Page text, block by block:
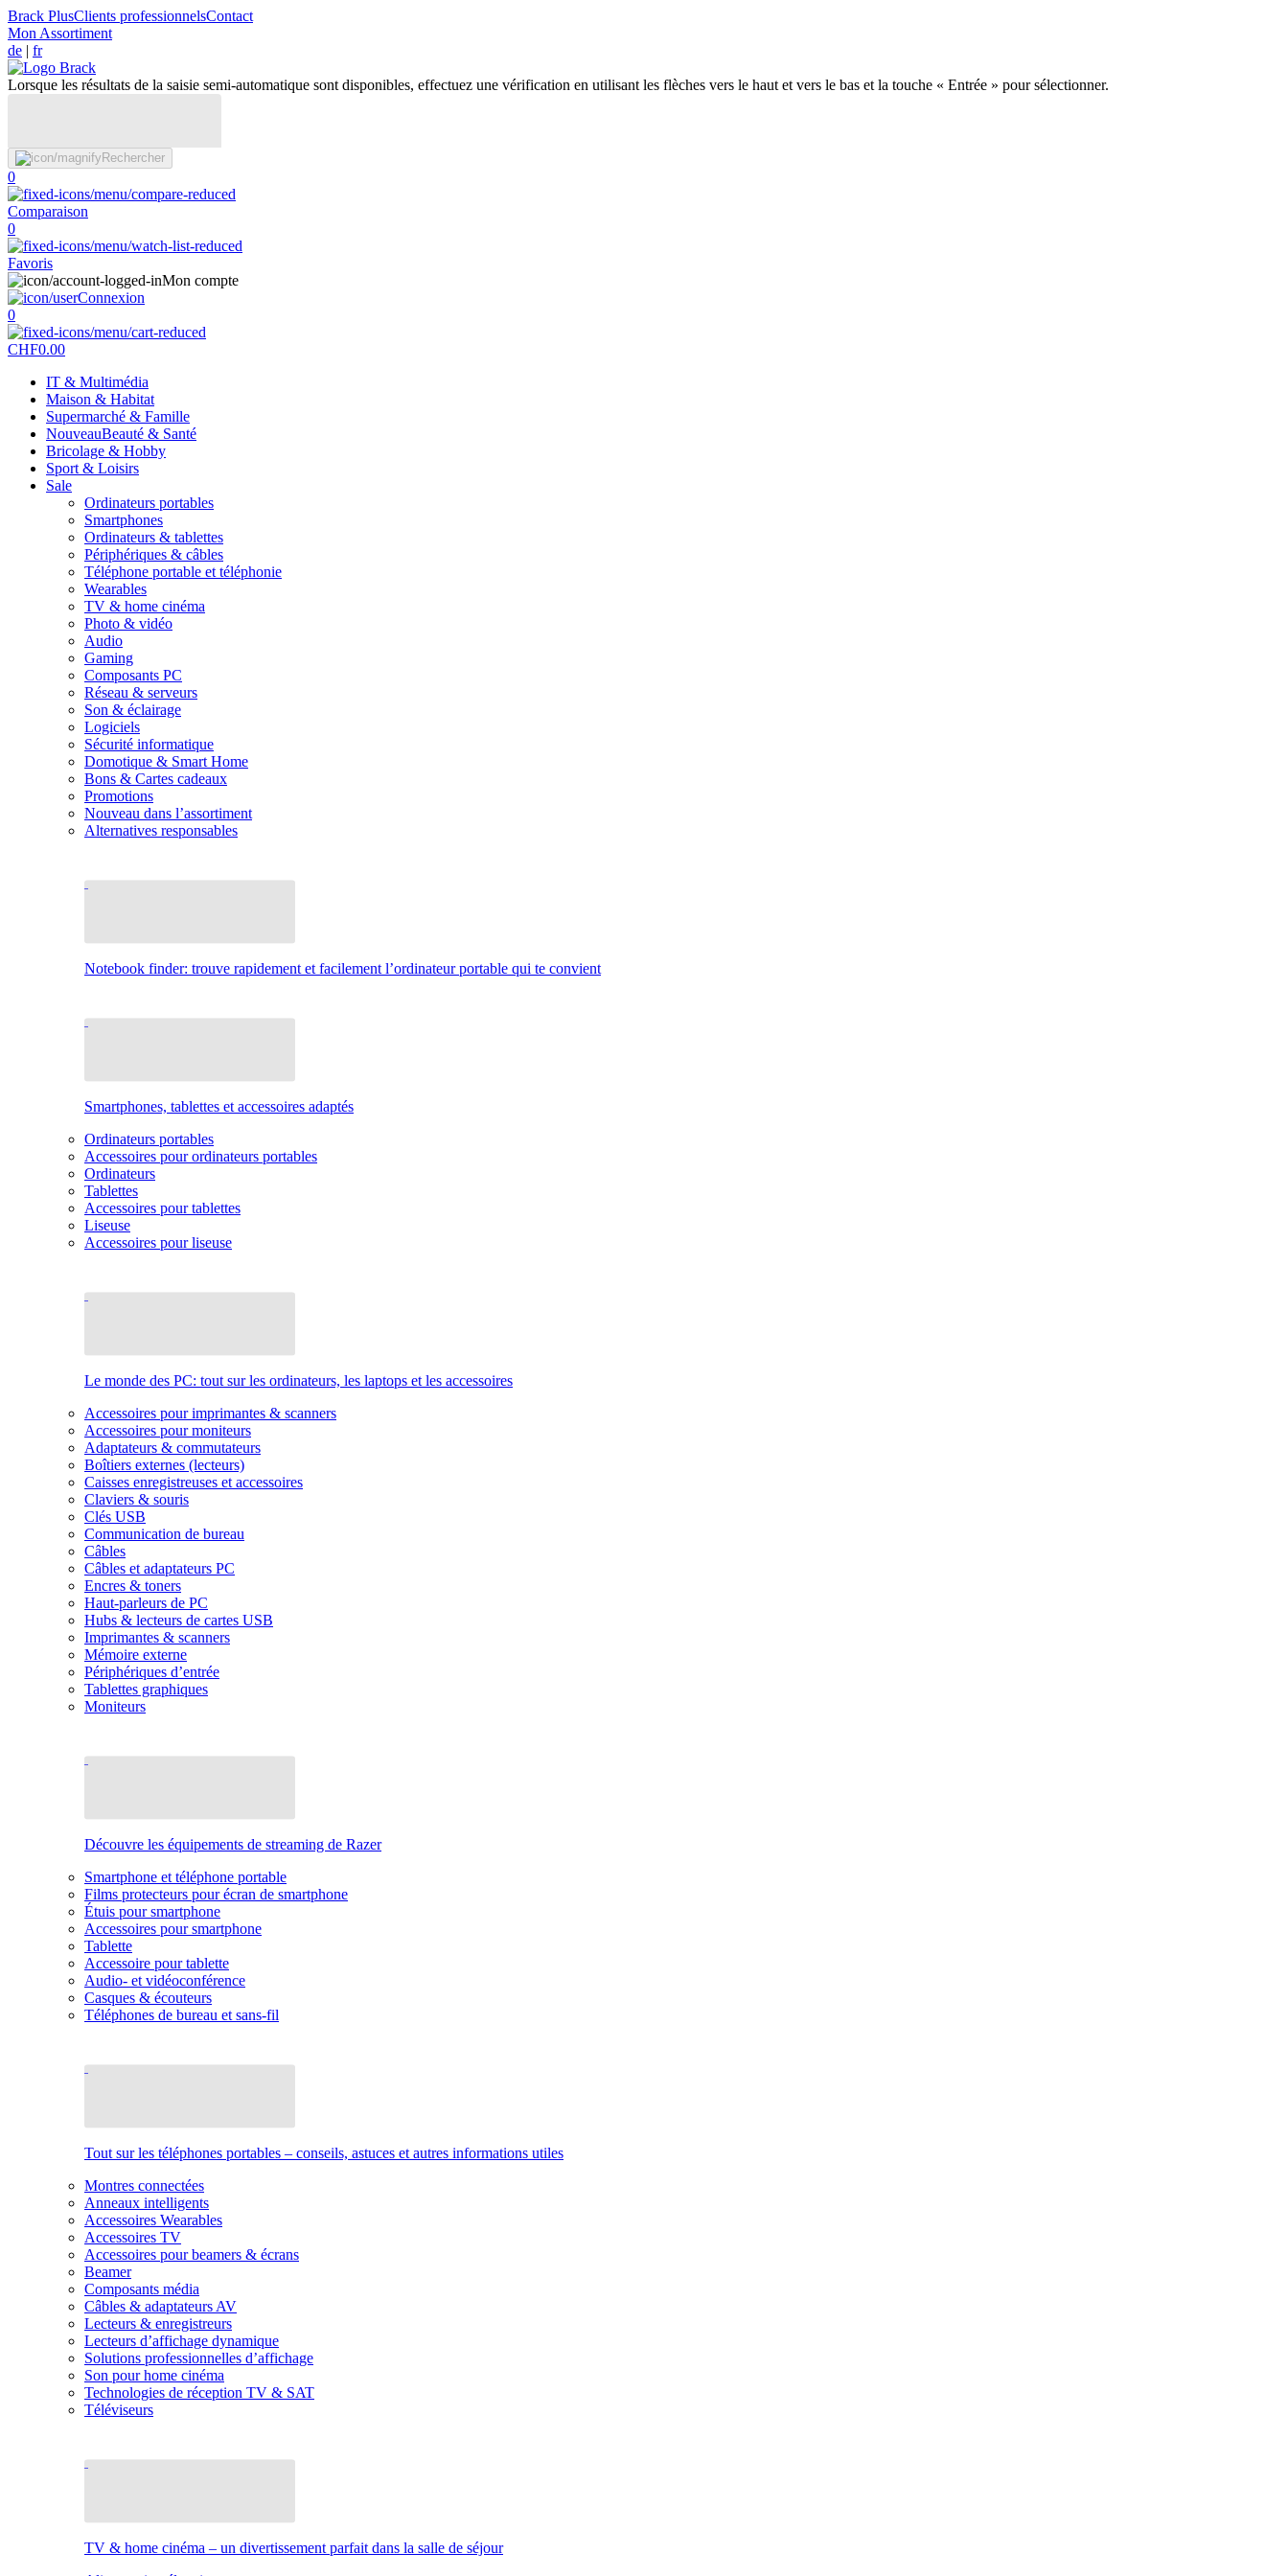
Brack PlusClients professionnelsContact
Mon Assortiment
de | fr
Lorsque les résultats de la saisie semi-automatique sont disponibles, effectuez une vérification en utilisant les flèches vers le haut et vers le bas et la touche « Entrée » pour sélectionner.
Rechercher
0
Comparaison
0
Favoris
Mon compte
Connexion
0
CHF0.00
IT & Multimédia
Maison & Habitat
Supermarché & Famille
NouveauBeauté & Santé
Bricolage & Hobby
Sport & Loisirs
Sale
Ordinateurs portables
Smartphones
Ordinateurs & tablettes
Périphériques & câbles
Téléphone portable et téléphonie
Wearables
TV & home cinéma
Photo & vidéo
Audio
Gaming
Composants PC
Réseau & serveurs
Son & éclairage
Logiciels
Sécurité informatique
Domotique & Smart Home
Bons & Cartes cadeaux
Promotions
Nouveau dans l’assortiment
Alternatives responsables
Notebook finder: trouve rapidement et facilement l’ordinateur portable qui te convient
Smartphones, tablettes et accessoires adaptés
Ordinateurs portables
Accessoires pour ordinateurs portables
Ordinateurs
Tablettes
Accessoires pour tablettes
Liseuse
Accessoires pour liseuse
Le monde des PC: tout sur les ordinateurs, les laptops et les accessoires
Accessoires pour imprimantes & scanners
Accessoires pour moniteurs
Adaptateurs & commutateurs
Boîtiers externes (lecteurs)
Caisses enregistreuses et accessoires
Claviers & souris
Clés USB
Communication de bureau
Câbles
Câbles et adaptateurs PC
Encres & toners
Haut-parleurs de PC
Hubs & lecteurs de cartes USB
Imprimantes & scanners
Mémoire externe
Périphériques d’entrée
Tablettes graphiques
Moniteurs
Découvre les équipements de streaming de Razer
Smartphone et téléphone portable
Films protecteurs pour écran de smartphone
Étuis pour smartphone
Accessoires pour smartphone
Tablette
Accessoire pour tablette
Audio- et vidéoconférence
Casques & écouteurs
Téléphones de bureau et sans-fil
Tout sur les téléphones portables – conseils, astuces et autres informations utiles
Montres connectées
Anneaux intelligents
Accessoires Wearables
Accessoires TV
Accessoires pour beamers & écrans
Beamer
Composants média
Câbles & adaptateurs AV
Lecteurs & enregistreurs
Lecteurs d’affichage dynamique
Solutions professionnelles d’affichage
Son pour home cinéma
Technologies de réception TV & SAT
Téléviseurs
TV & home cinéma – un divertissement parfait dans la salle de séjour